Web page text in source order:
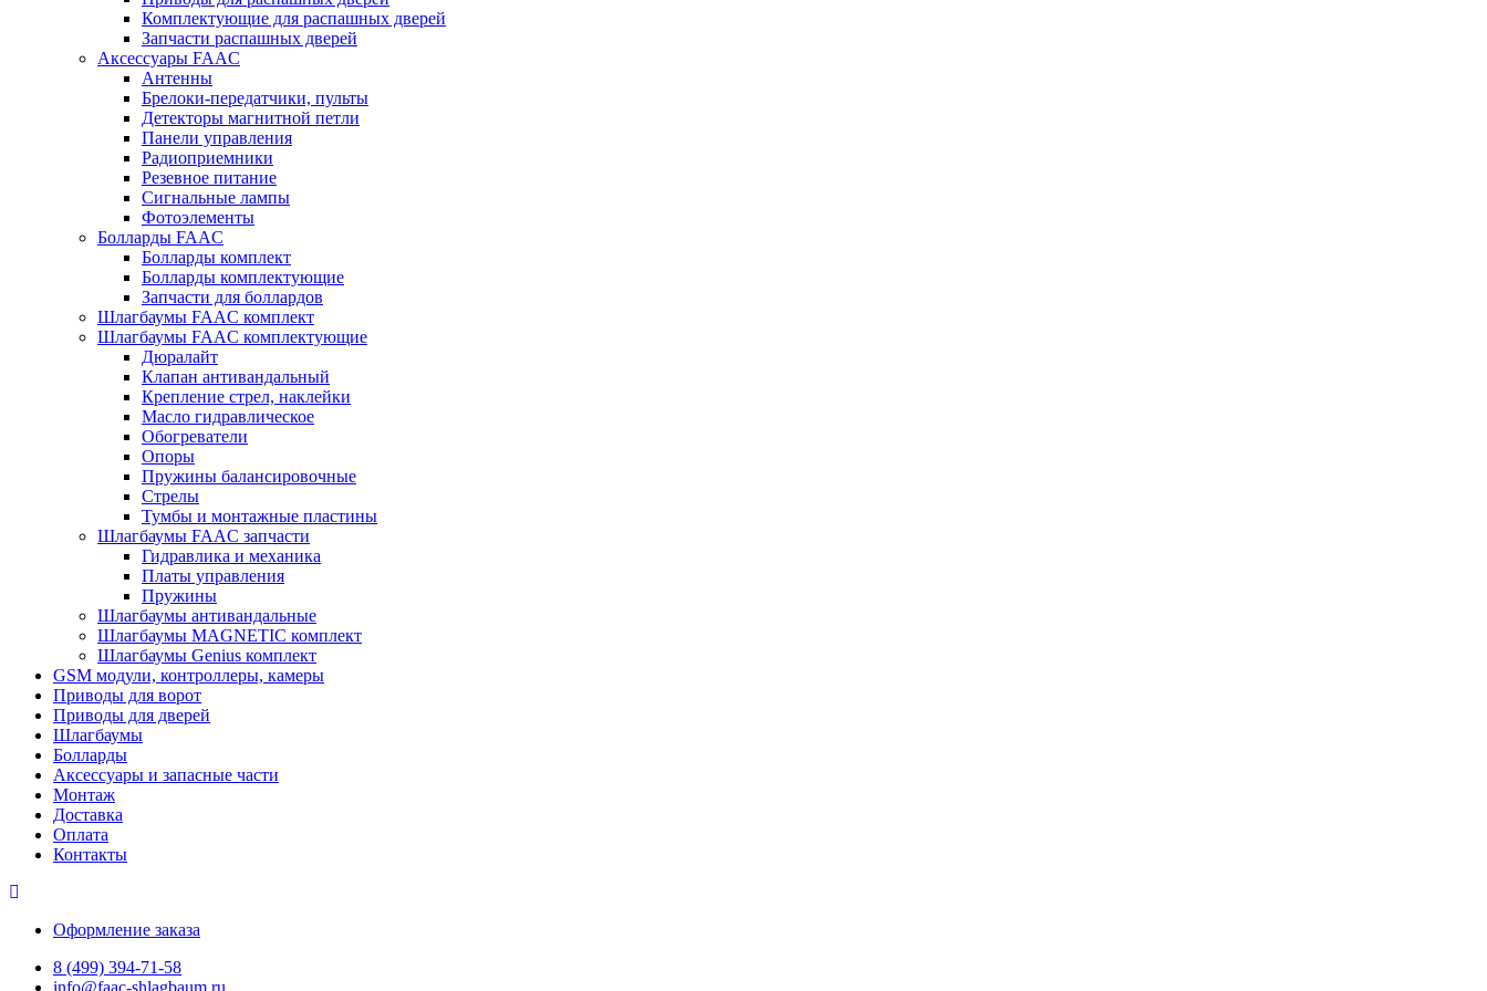
Комплектующие для распашных дверей
Запчасти распашных дверей
Аксессуары FAAC
Антенны
Брелоки-передатчики, пульты
Детекторы магнитной петли
Панели управления
Радиоприемники
Резевное питание
Сигнальные лампы
Фотоэлементы
Болларды FAAC
Болларды комплект
Болларды комплектующие
Запчасти для боллардов
Шлагбаумы FAAC комплект
Шлагбаумы FAAC комплектующие
Дюралайт
Клапан антивандальный
Крепление стрел, наклейки
Масло гидравлическое
Обогреватели
Опоры
Пружины балансировочные
Стрелы
Тумбы и монтажные пластины
Шлагбаумы FAAC запчасти
Гидравлика и механика
Платы управления
Пружины
Шлагбаумы антивандальные
Шлагбаумы MAGNETIC комплект
Шлагбаумы Genius комплект
GSM модули, контроллеры, камеры
Приводы для ворот
Приводы для дверей
Шлагбаумы
Болларды
Аксессуары и запасные части
Монтаж
Доставка
Оплата
Контакты
Оформление заказа
8 (499) 394-71-58
info@faac-shlagbaum.ru